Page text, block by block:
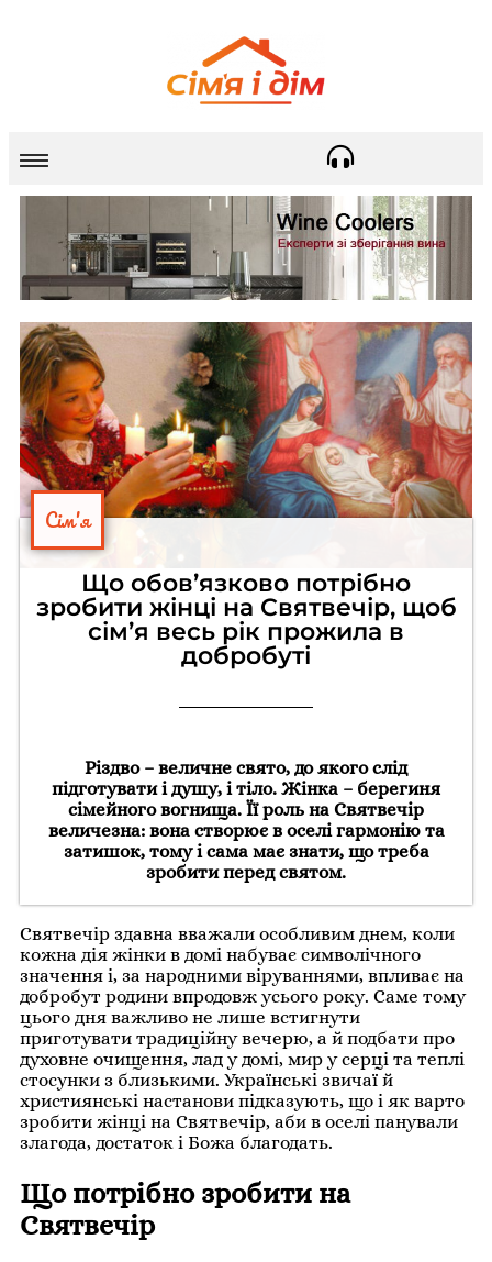
Сім'я
Що обов’язково потрібно
зробити жінці на Святвечір, щоб
сім’я весь рік прожила в
добробуті
Різдво – величне свято, до якого слід
підготувати і душу, і тіло. Жінка – берегиня
сімейного вогнища. Її роль на Святвечір
величезна: вона створює в оселі гармонію та
затишок, тому і сама має знати, що треба
зробити перед святом.
Святвечір здавна вважали особливим днем, коли
кожна дія жінки в домі набуває символічного
значення і, за народними віруваннями, впливає на
добробут родини впродовж усього року. Саме тому
цього дня важливо не лише встигнути
приготувати традиційну вечерю, а й подбати про
духовне очищення, лад у домі, мир у серці та теплі
стосунки з близькими. Українські звичаї й
християнські настанови підказують, що і як варто
зробити жінці на Святвечір, аби в оселі панували
злагода, достаток і Божа благодать.
Що потрібно зробити на
Святвечір